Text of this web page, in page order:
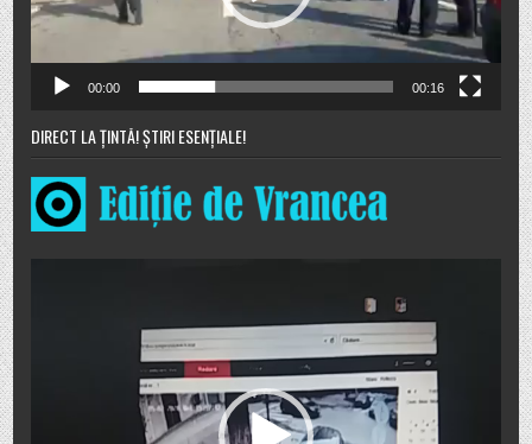
00:00 00:16
DIRECT LA ȚINTĂ! ȘTIRI ESENȚIALE!